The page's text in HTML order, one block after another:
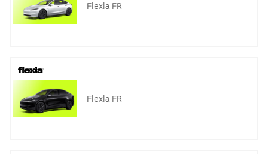
Flexla FR
Flexla FR